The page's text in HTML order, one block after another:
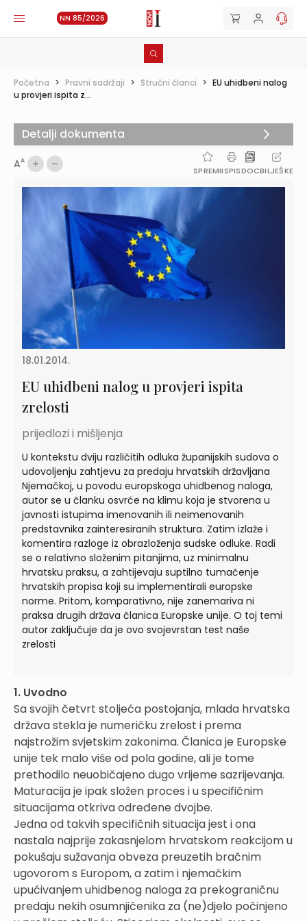
NN 85/2026
Početna > Pravni sadržaji > Stručni članci > EU uhidbeni nalog
u provjeri ispita z...
AA
SPREMIISPISDOCBILJEŠKE
18.01.2014.
EU uhidbeni nalog u provjeri ispita
zrelosti
prijedlozi i mišljenja
U kontekstu dviju različitih odluka županijskih sudova o
udovoljenju zahtjevu za predaju hrvatskih državljana
Njemačkoj, u povodu europskoga uhidbenog naloga,
autor se u članku osvrće na klimu koja je stvorena u
javnosti istupima imenovanih ili neimenovanih
predstavnika zainteresiranih struktura. Zatim izlaže i
komentira razloge iz obrazloženja sudske odluke. Radi
se o relativno složenim pitanjima, uz minimalnu
hrvatsku praksu, a zahtijevaju suptilno tumačenje
hrvatskih propisa koji su implementirali europske
norme. Pritom, komparativno, nije zanemariva ni
praksa drugih država članica Europske unije. O toj temi
autor zaključuje da je ovo svojevrstan test naše
zrelosti
1. Uvodno
Sa svojih četvrt stoljeća postojanja, mlada hrvatska
država stekla je numeričku zrelost i prema
najstrožim svjetskim zakonima. Članica je Europske
unije tek malo više od pola godine, ali je tome
prethodilo neuobičajeno dugo vrijeme sazrijevanja.
Maturacija je ipak složen proces i u specifičnim
situacijama otkriva određene dvojbe.
Jedna od takvih specifičnih situacija jest i ona
nastala najprije zakasnjelom hrvatskom reakcijom u
pokušaju sužavanja obveza preuzetih bračnim
ugovorom s Europom, a zatim i njemačkim
upućivanjem uhidbenog naloga za prekograničnu
predaju nekih osumnjičenika za (ne)djelo počinjeno
Detalji dokumenta